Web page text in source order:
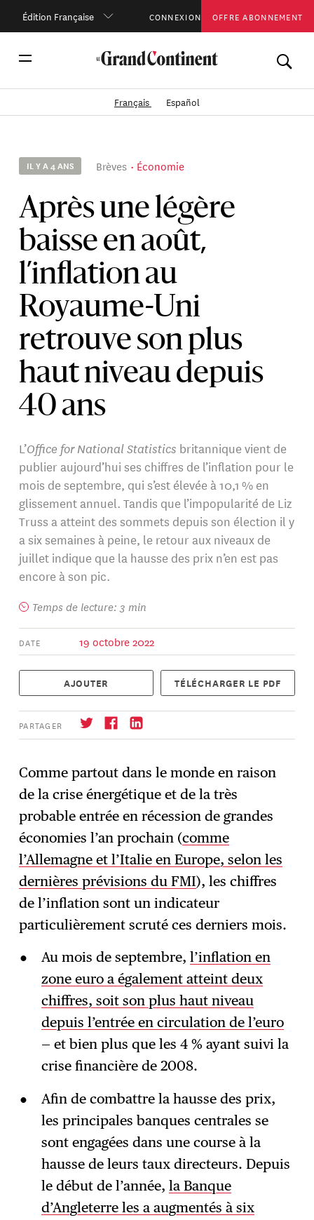
Édition Française CONNEXION OFFRE ABONNEMENT
Français Español
IL Y A 4 ANS Brèves Économie
Après une légère
baisse en août,
l’inflation au
Royaume-Uni
retrouve son plus
haut niveau depuis
40 ans
L’Office for National Statistics britannique vient de
publier aujourd’hui ses chiffres de l’inflation pour le
mois de septembre, qui s’est élevée à 10,1 % en
glissement annuel. Tandis que l’impopularité de Liz
Truss a atteint des sommets depuis son élection il y
a six semaines à peine, le retour aux niveaux de
juillet indique que la hausse des prix n’en est pas
encore à son pic.
Temps de lecture: 3 min
DATE 19 octobre 2022
AJOUTER TÉLÉCHARGER LE PDF
PARTAGER
→ S'abonner
Comme partout dans le monde en raison
de la crise énergétique et de la très
probable entrée en récession de grandes
économies l’an prochain (comme
l’Allemagne et l’Italie en Europe, selon les
dernières prévisions du FMI), les chiffres
de l’inflation sont un indicateur
particulièrement scruté ces derniers mois.
Au mois de septembre, l’inflation en
zone euro a également atteint deux
chiffres, soit son plus haut niveau
depuis l’entrée en circulation de l’euro
— et bien plus que les 4 % ayant suivi la
crise financière de 2008.
Afin de combattre la hausse des prix,
les principales banques centrales se
sont engagées dans une course à la
hausse de leurs taux directeurs. Depuis
le début de l’année, la Banque
d’Angleterre les a augmentés à six